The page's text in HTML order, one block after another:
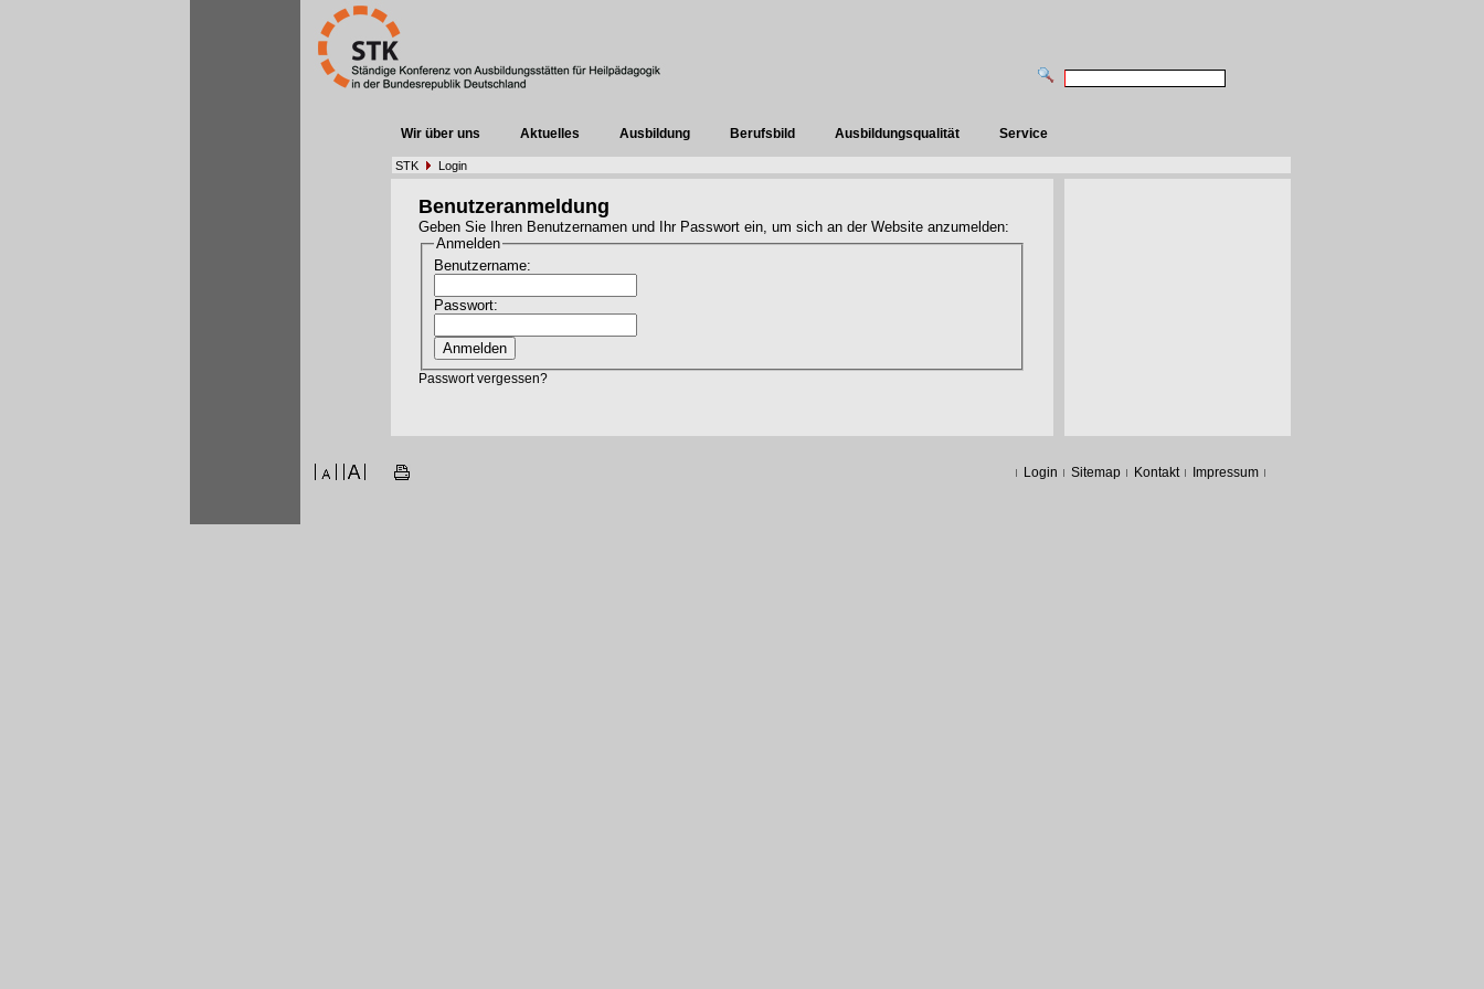
Wir über uns Aktuelles Ausbildung Berufsbild Ausbildungsqualität Service
STK Login
Benutzeranmeldung
Geben Sie Ihren Benutzernamen und Ihr Passwort ein, um sich an der Website anzumelden:
Anmelden
Benutzername:
Passwort:
Passwort vergessen?
Login Sitemap Kontakt Impressum